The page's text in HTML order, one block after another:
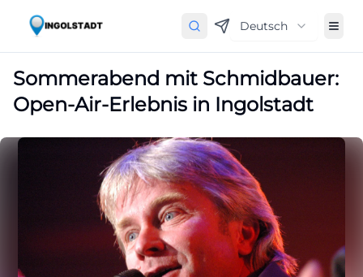
Deutsch
Sommerabend mit Schmidbauer:
Open-Air-Erlebnis in Ingolstadt